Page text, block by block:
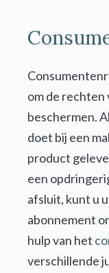
om de rechten
beschermen.
doet bij een
product
een
afsluit, kunt u
abonnement
hulp van het
verschillende